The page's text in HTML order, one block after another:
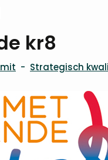
kr8
- Strategisch